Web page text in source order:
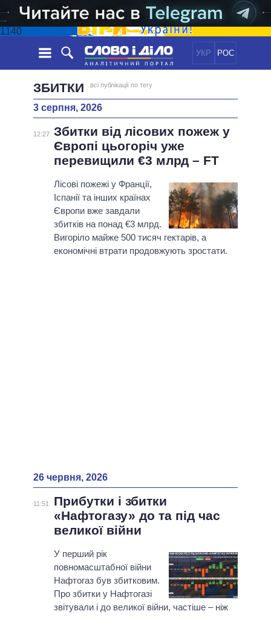
1140
УКР РОС
НОВИНИ
СТРІЧКА
ПОДІЇ
СТАТТІ
ДУМКИ
ОГЛЯДИ
ДАЙДЖЕСТИ
ЕКОНОМІКА
СУСПІЛЬСТВО
СВІТ
ПОЛIТИКИ
УСІ ПОЛІТИКИ
ПРЕЗИДЕНТ І ОФІС
ВЕРХОВНА РАДА
КАБІНЕТ МІНІСТРІВ
ГОЛОВИ ОБЛАДМІНІСТРАЦІЙ
МЕРИ МІСТ
ІНФОГРАФІКА
ВІДЕО
ПІДТРИМАТИ
ПОРІВНЯННЯ ПОЛІТИКІВ
ЗБИТКИ всі публікації по тегу
3 серпня, 2026
12:27 Збитки від лісових пожеж у
Європі цьогоріч уже
перевищили €3 млрд – FT
Лісові пожежі у Франції,
Іспанії та інших країнах
Європи вже завдали
збитків на понад €3 млрд.
Вигоріло майже 500 тисяч гектарів, а
економічні втрати продовжують зростати.
26 червня, 2026
11:51
Прибутки і збитки
«Нафтогазу» до та під час
великої війни
У перший рік
повномасштабної війни
Нафтогаз був збитковим.
Про збитки у Нафтогазі
звітували і до великої війни, частіше – ніж